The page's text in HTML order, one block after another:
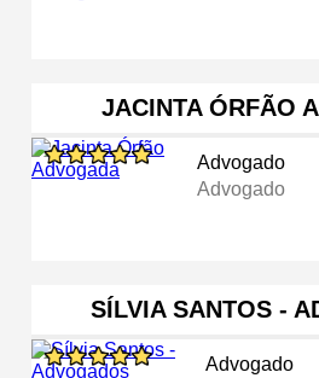
JACINTA ÓRFÃO
Advogado
Advogado
SÍLVIA SANTOS -
Advogado